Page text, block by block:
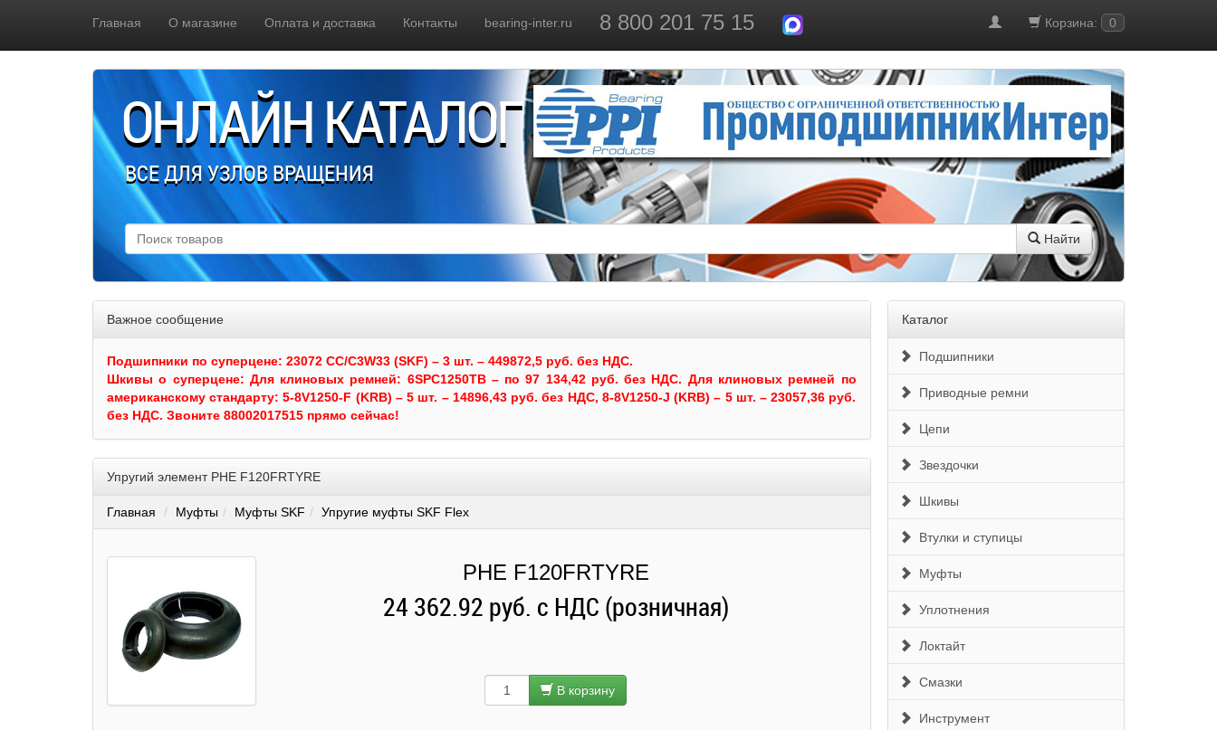
Главная О магазине Оплата и доставка Контакты bearing-inter.ru 8 800 201 75 15 Корзина: 0
ОНЛАЙН КАТАЛОГ
ВСЕ ДЛЯ УЗЛОВ ВРАЩЕНИЯ
Найти
Важное сообщение
Подшипники по суперцене: 23072 CC/C3W33 (SKF) – 3 шт. – 449872,5 руб. без НДС.
Шкивыо суперцене: Для клиновых ремней: 6SPC1250TB – по 97 134,42 руб. без НДС. Для клиновых ремней по
американскому стандарту: 5-8V1250-F (KRB) – 5 шт. – 14896,43 руб. без НДС, 8-8V1250-J (KRB) – 5 шт. – 23057,36 руб.
без НДС. Звоните 88002017515 прямо сейчас!
Упругий элемент PHE F120FRTYRE
Главная Муфты Муфты SKF Упругие муфты SKF Flex
PHE F120FRTYRE
24 362.92 руб. с НДС (розничная)
В корзину
Каталог
Подшипники
Приводные ремни
Цепи
Звездочки
Шкивы
Втулки и ступицы
Муфты
Уплотнения
Локтайт
Смазки
Инструмент